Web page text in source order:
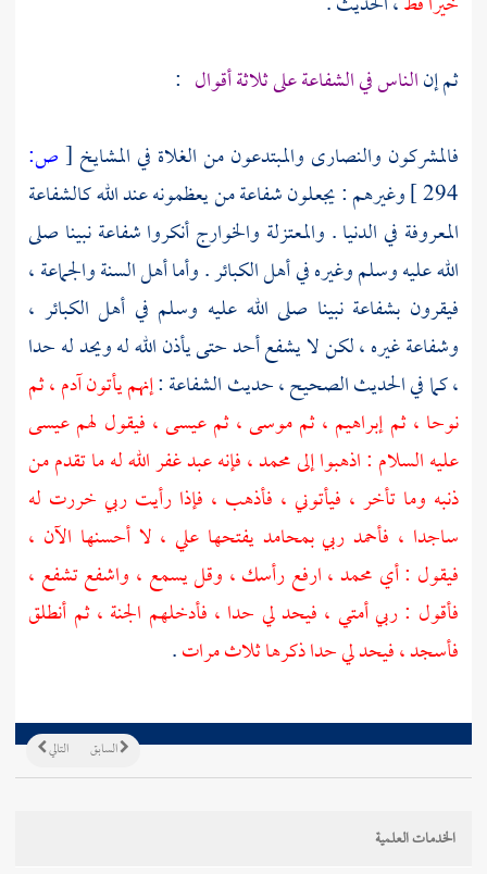
ثم إنالناس في الشفاعة على ثلاثة أقوال :
فالمشركون والنصارى والمبتدعون من الغلاة في المشايخ [ص:
294 ] وغيرهم : يجعلون شفاعة من يعظمونه عند الله كالشفاعة
المعروفة في الدنيا . والمعتزلة والخوارجأنكروا شفاعة نبينا صلى
الله عليه وسلم وغيره في أهل الكبائر . وأما أهل السنة والجماعة ،
فيقرون بشفاعة نبينا صلى الله عليه وسلم في أهل الكبائر ،
وشفاعة غيره ، لكن لا يشفع أحد حتى يأذن الله له ويحد له حدا
، كما في الحديث الصحيح ، حديث الشفاعة :إنهم يأتونآدم، ثم
نوحا ، ثمإبراهيم ، ثمموسى، ثمعيسى، فيقول لهمعيسى
عليه السلام : اذهبوا إلىمحمد، فإنه عبد غفر الله له ما تقدم من
ذنبه وما تأخر ، فيأتوني ، فأذهب ، فإذا رأيت ربي خررت له
ساجدا ، فأحمد ربي بمحامد يفتحها علي ، لا أحسنها الآن ،
فيقول : أي محمد، ارفع رأسك ، وقل يسمع ، واشفع تشفع ،
فأقول : ربي أمتي ، فيحد لي حدا ، فأدخلهم الجنة ، ثم أنطلق
فأسجد ، فيحد لي حدا ذكرها ثلاث مرات.
التالي السابق
الخدمات العلمية